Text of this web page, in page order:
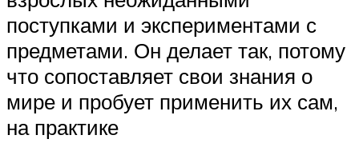
поступками и экспериментами с
предметами. Он делает так, потому
что сопоставляет свои знания о
мире и пробует применить их сам,
на практике